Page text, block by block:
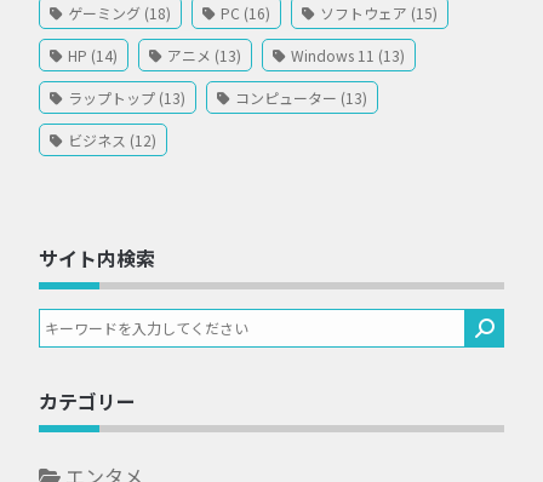
ゲーミング (18) PC (16) ソフトウェア (15)
HP (14) アニメ (13) Windows 11 (13)
ラップトップ (13) コンピューター (13)
ビジネス (12)
サイト内検索
カテゴリー
エンタメ